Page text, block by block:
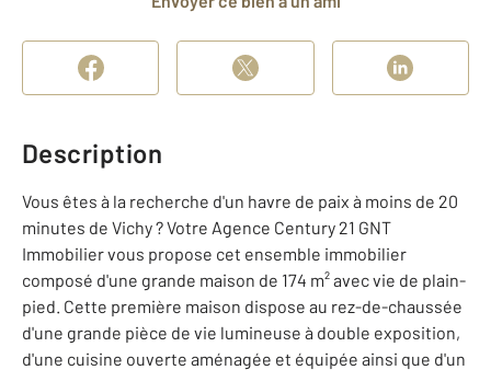
Description
Vous êtes à la recherche d'un havre de paix à moins de 20
minutes de Vichy ? Votre Agence Century 21 GNT
Immobilier vous propose cet ensemble immobilier
composé d'une grande maison de 174 m² avec vie de plain-
pied. Cette première maison dispose au rez-de-chaussée
d'une grande pièce de vie lumineuse à double exposition,
d'une cuisine ouverte aménagée et équipée ainsi que d'un